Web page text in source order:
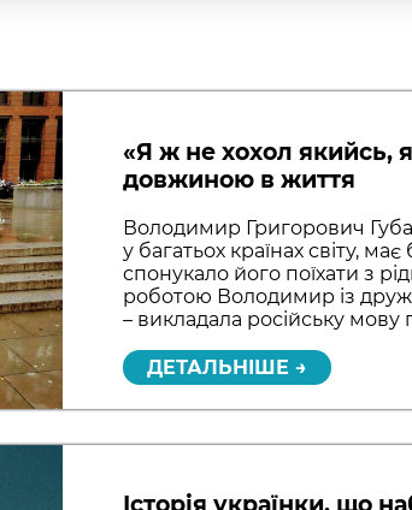
«Я ж не хохол якийсь, я
довжиною в життя
Володимир Григорович Губа
у багатьох країнах світу,
спонукало його поїхати з
роботою Володимир із
– викладала російську мову
ДЕТАЛЬНІШЕ →